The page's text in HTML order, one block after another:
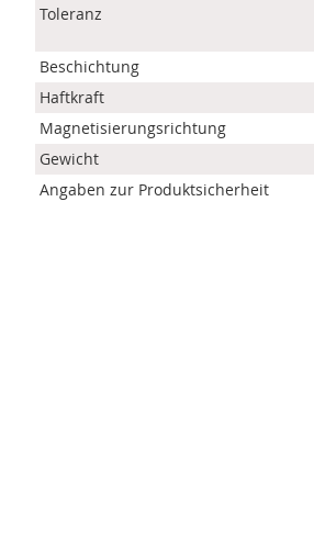
Toleranz
Beschichtung
Haftkraft
Magnetisierungsrichtung
Gewicht
Angaben zur Produktsicherheit